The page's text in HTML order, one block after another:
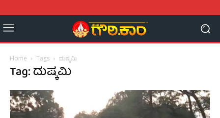
Home Tags ದುಷ್ಕಮಿ
Tag: ದುಷ್ಕಮಿ